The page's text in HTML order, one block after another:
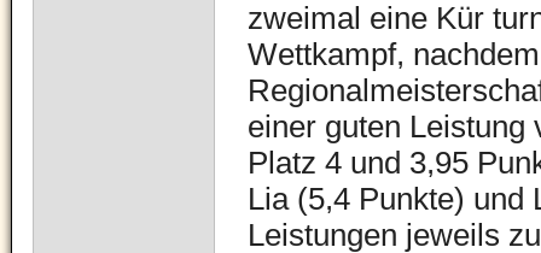
zweimal eine Kür
Wettkampf,
einer guten Leistung
Platz 4 und 3,95
Lia (5,4 Punkte) und
Leistungen jeweils